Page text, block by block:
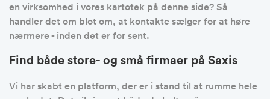
en virksomhed i vores kartotek på denne side? Så
handler det om blot om, at kontakte sælger for at høre
nærmere - inden det er for sent.
Find både store- og små firmaer på Saxis
Vi har skabt en platform, der er i stand til at rumme hele